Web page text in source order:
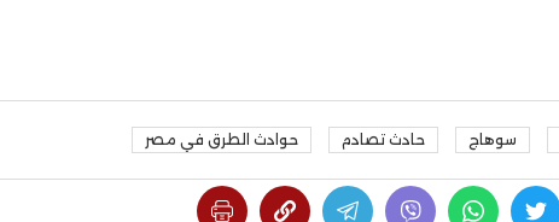
سوهاج حادث تصادم حوادث الطرق في مصر